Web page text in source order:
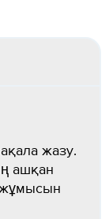
жазу.
ашқан